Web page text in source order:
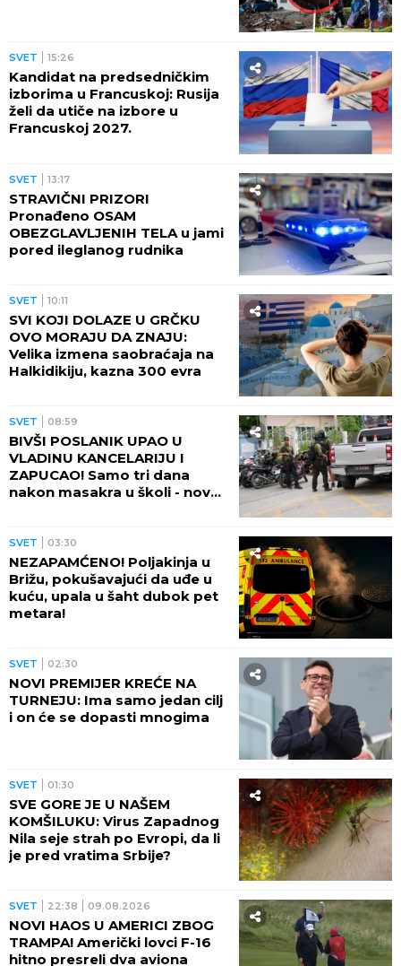
SVET 15:26
Kandidat na predsedničkim
izborima u Francuskoj: Rusija
želi da utiče na izbore u
Francuskoj 2027.
SVET 13:17
STRAVIČNI PRIZORI
Pronađeno OSAM
OBEZGLAVLJENIH TELA u jami
pored ileglanog rudnika
SVET 10:11
SVI KOJI DOLAZE U GRČKU
OVO MORAJU DA ZNAJU:
Velika izmena saobraćaja na
Halkidikiju, kazna 300 evra
SVET 08:59
BIVŠI POSLANIK UPAO U
VLADINU KANCELARIJU I
ZAPUCAO! Samo tri dana
nakon masakra u školi - nova
SVET 03:30
NEZAPAMĆENO! Poljakinja u
Brižu, pokušavajući da uđe u
kuću, upala u šaht dubok pet
metara!
SVET 02:30
NOVI PREMIJER KREĆE NA
TURNEJU: Ima samo jedan cilj
i on će se dopasti mnogima
SVET 01:30
SVE GORE JE U NAŠEM
KOMŠILUKU: Virus Zapadnog
Nila seje strah po Evropi, da li
je pred vratima Srbije?
SVET 22:38 09.08.2026
NOVI HAOS U AMERICI ZBOG
TRAMPA! Američki lovci F-16
hitno presreli dva aviona